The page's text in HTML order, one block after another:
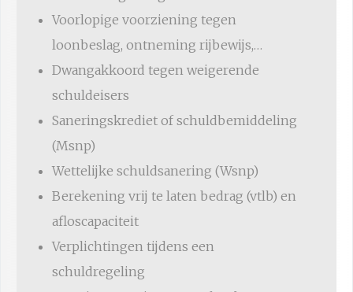
Voorlopige voorziening tegen
loonbeslag, ontneming rijbewijs,…
Dwangakkoord tegen weigerende
schuldeisers
Saneringskrediet of schuldbemiddeling
(Msnp)
Wettelijke schuldsanering (Wsnp)
Berekening vrij te laten bedrag (vtlb) en
afloscapaciteit
Verplichtingen tijdens een
schuldregeling